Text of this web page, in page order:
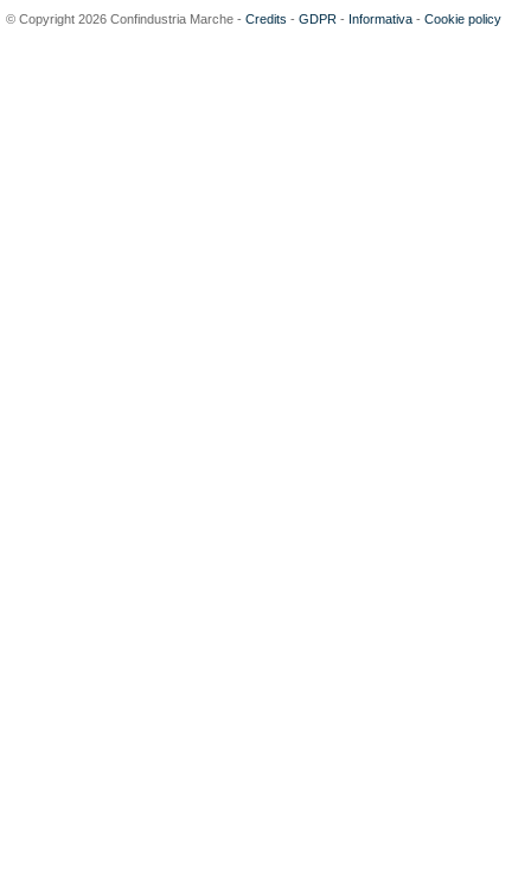
© Copyright 2026 Confindustria Marche - Credits - GDPR - Informativa - Cookie policy